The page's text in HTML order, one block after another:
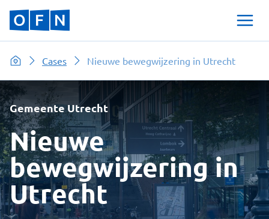
Cases Nieuwe bewegwijzering in Utrecht
Gemeente Utrecht
Nieuwe
bewegwijzering in
Utrecht